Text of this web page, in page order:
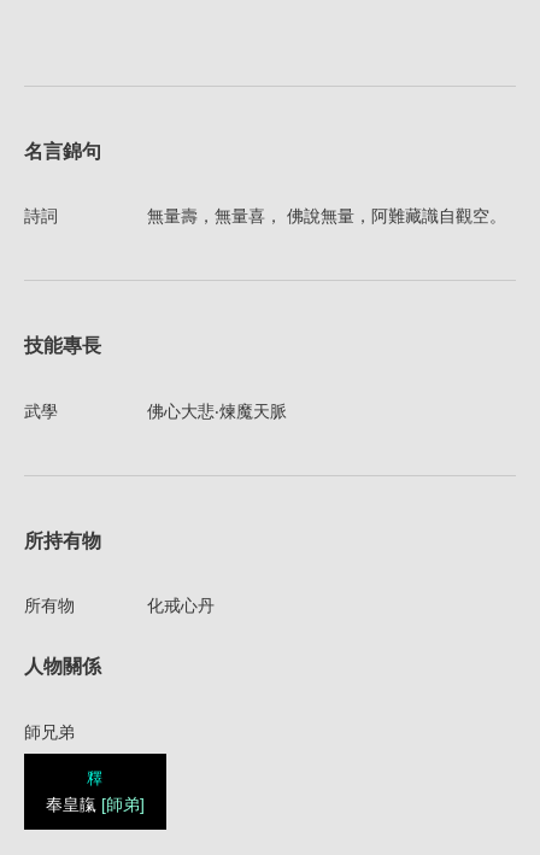
名言錦句
詩詞 無量壽，無量喜， 佛說無量，阿難藏識自觀空。
技能專長
武學 佛心大悲‧煉魔天脈
所持有物
所有物 化戒心丹
人物關係
師兄弟
釋
奉皇靝 [師弟]